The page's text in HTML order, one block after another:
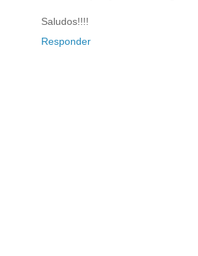
Saludos!!!!
Responder